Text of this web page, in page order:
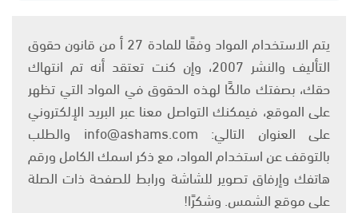
يتم الاستخدام المواد وفقًا للمادة 27 أ من قانون حقوق
التأليف والنشر 2007، وإن كنت تعتقد أنه تم انتهاك
حقك، بصفتك مالكًا لهذه الحقوق في المواد التي تظهر
على الموقع، فيمكنك التواصل معنا عبر البريد الإلكتروني
على العنوان التالي: info@ashams.com والطلب
بالتوقف عن استخدام المواد، مع ذكر اسمك الكامل ورقم
هاتفك وإرفاق تصوير للشاشة ورابط للصفحة ذات الصلة
على موقع الشمس. وشكرًا!